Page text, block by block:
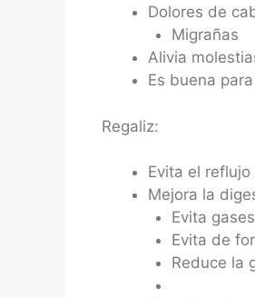
Dolores de
Migrañas
Alivia
Es buena
Regaliz:
Evita el reflujo
Mejora la
Evita gases
Evita de
Reduce la